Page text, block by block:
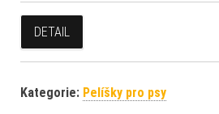
DETAIL
Kategorie: Pelíšky pro psy